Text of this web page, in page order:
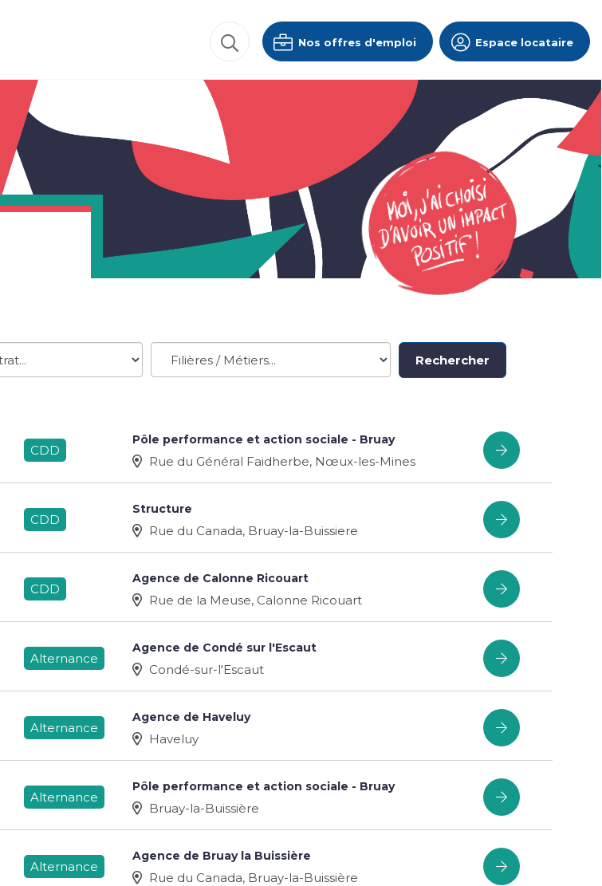
Espace locataire
Nos offres d'emploi
Rechercher
CDD
Pôle performance et action sociale - Bruay
Rue du Général Faidherbe, Nœux-les-Mines
CDD
Structure
Rue du Canada, Bruay-la-Buissiere
CDD
Agence de Calonne Ricouart
Rue de la Meuse, Calonne Ricouart
Alternance
Agence de Condé sur l'Escaut
Condé-sur-l'Escaut
Alternance
Agence de Haveluy
Haveluy
Alternance
Pôle performance et action sociale - Bruay
Bruay-la-Buissière
Alternance
Agence de Bruay la Buissière
Rue du Canada, Bruay-la-Buissière